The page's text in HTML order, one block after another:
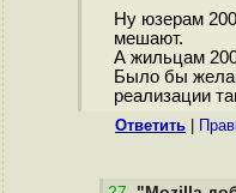
Ну юзерам
мешают.
А жильцам
Было бы
реализации
Ответить